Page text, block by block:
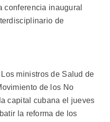
conferencia inaugural
de
ministros de Salud de
de los No
capital cubana el jueves
la reforma de los